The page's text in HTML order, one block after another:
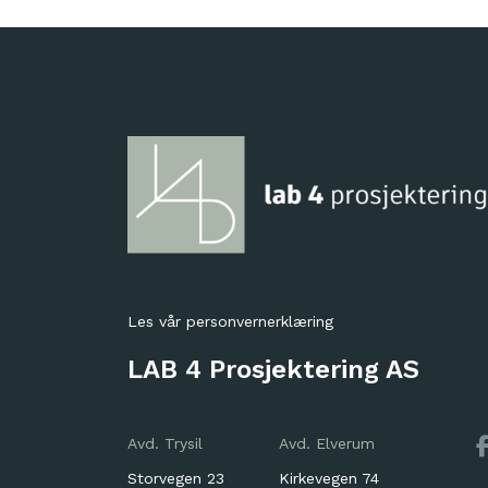
Les vår personvernerklæring
LAB 4 Prosjektering AS
Avd. Trysil
Storvegen 23
Avd. Elverum
Kirkevegen 74